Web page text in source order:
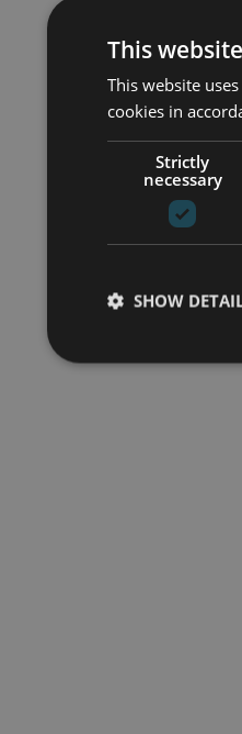
This
This website
cookies in
Strictly
necessary
SHOW